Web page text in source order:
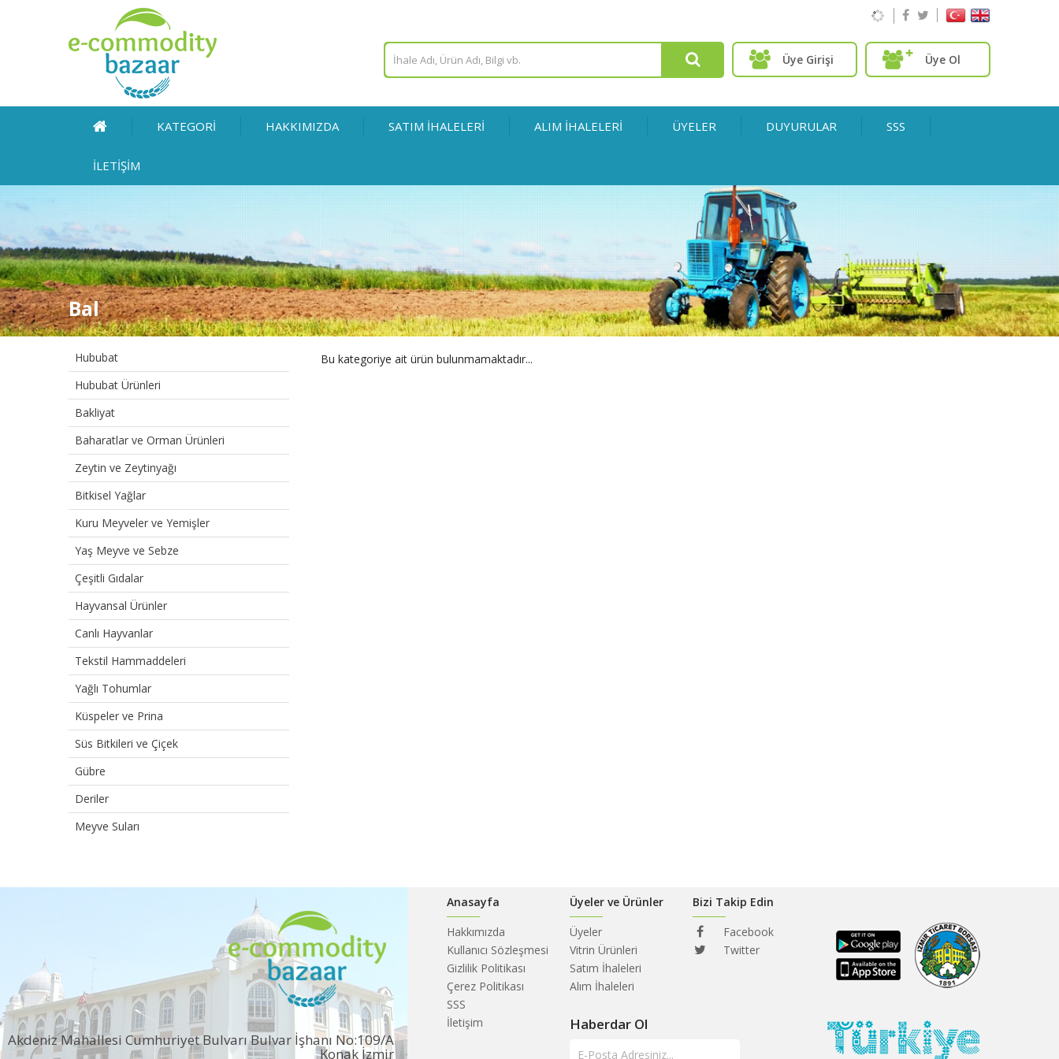
Üye Girişi Üye Ol
KATEGORİ HAKKIMIZDA SATIM İHALELERİ ALIM İHALELERİ ÜYELER DUYURULAR SSS
İLETİŞİM
Bal
Hububat
Hububat Ürünleri
Bakliyat
Baharatlar ve Orman Ürünleri
Zeytin ve Zeytinyağı
Bitkisel Yağlar
Kuru Meyveler ve Yemişler
Yaş Meyve ve Sebze
Çeşitli Gıdalar
Hayvansal Ürünler
Canlı Hayvanlar
Tekstil Hammaddeleri
Yağlı Tohumlar
Küspeler ve Prina
Süs Bitkileri ve Çiçek
Gübre
Deriler
Meyve Suları
Bu kategoriye ait ürün bulunmamaktadır...
Akdeniz Mahallesi Cumhuriyet Bulvarı Bulvar İşhanı No:109/A
Konak İzmir
Anasayfa
Hakkımızda
Kullanıcı Sözleşmesi
Gizlilik Politikası
Çerez Politikası
SSS
İletişim
Üyeler ve Ürünler
Üyeler
Vitrin Ürünleri
Satım İhaleleri
Alım İhaleleri
Bizi Takip Edin
Facebook
Twitter
Haberdar Ol